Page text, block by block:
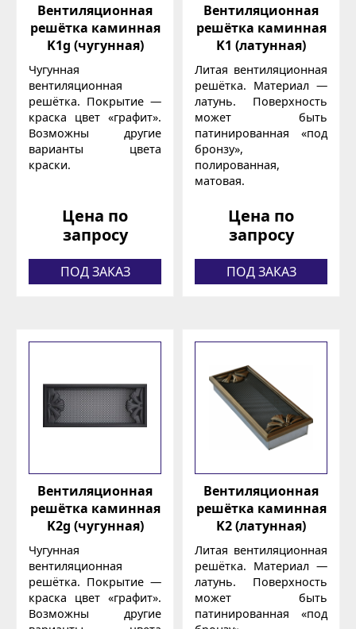
Вентиляционная
решётка каминная
K1g (чугунная)
Чугунная
вентиляционная
решётка. Покрытие —
краска цвет «графит».
Возможны другие
варианты цвета
краски.
Цена по
запросу
ПОД ЗАКАЗ
Вентиляционная
решётка каминная
K1 (латунная)
Литая вентиляционная
решётка. Материал —
латунь. Поверхность
может быть
патинированная «под
бронзу»,
полированная,
матовая.
Цена по
запросу
ПОД ЗАКАЗ
Вентиляционная
решётка каминная
K2g (чугунная)
Чугунная
вентиляционная
решётка. Покрытие —
краска цвет «графит».
Возможны другие
Вентиляционная
решётка каминная
K2 (латунная)
Литая вентиляционная
решётка. Материал —
латунь. Поверхность
может быть
патинированная «под